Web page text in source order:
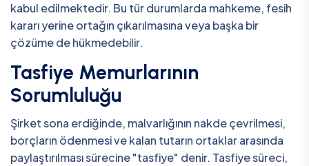
kabul edilmektedir. Bu tür durumlarda mahkeme, fesih
kararı yerine ortağın çıkarılmasına veya başka bir
çözüme de hükmedebilir.
Tasfiye Memurlarının
Sorumluluğu
Şirket sona erdiğinde, malvarlığının nakde çevrilmesi,
borçların ödenmesi ve kalan tutarın ortaklar arasında
paylaştırılması sürecine "tasfiye" denir. Tasfiye süreci,